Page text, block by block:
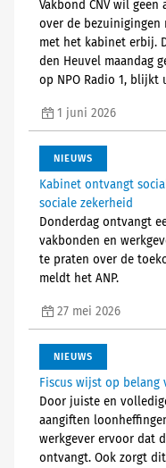
Vakbond CNV wil
over de bezuinigingen
met het kabinet erbij.
den Heuvel maandag
op NPO Radio 1, blijkt
1 juni 2026
NIEUWS
Kabinet ontvangt
sociale zekerheid
Donderdag ontvangt
vakbonden en
te praten over de
meldt het ANP.
27 mei 2026
NIEUWS
Fiscus wijst op
Door juiste en
aangiften
werkgever ervoor dat
ontvangt. Ook zorgt